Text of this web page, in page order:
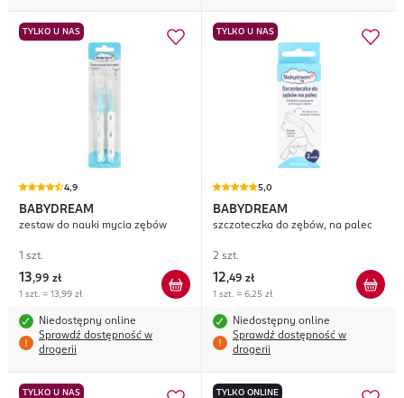
TYLKO U NAS
4,9
BABYDREAM
zestaw do nauki mycia zębów
1 szt.
13,99 zł
1 szt. = 13,99 zł
Niedostępny online
Sprawdź dostępność w
drogerii
TYLKO U NAS
5,0
BABYDREAM
szczoteczka do zębów, na palec
2 szt.
12,49 zł
1 szt. = 6,25 zł
Niedostępny online
Sprawdź dostępność w
drogerii
TYLKO U NAS TYLKO ONLINE